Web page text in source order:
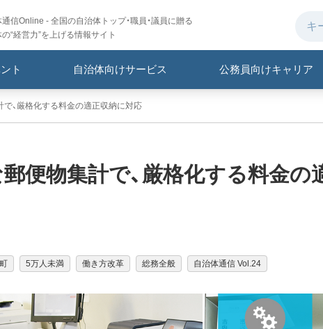
信Online - 全国の自治体トップ・職員・議員に贈る
“経営力”を上げる情報サイト
ト 自治体向けサービス 公務員向けキャリア
、厳格化する料金の適正収納に対応
便物集計で、厳格化する料金の
5万人未満 働き方改革 総務全般 自治体通信 Vol.24